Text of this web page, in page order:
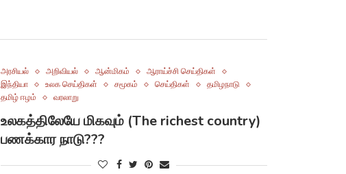
அரசியல் அறிவியல் ஆன்மிகம்
ஆராய்ச்சி செய்திகள்
இந்தியா
உலக செய்திகள் சமூகம் செய்திகள்
தமிழநாடு
தமிழ் ஈழம்
வரலாறு
உலகத்திலேயே மிகவும் (The richest country)
பணக்கார நாடு???